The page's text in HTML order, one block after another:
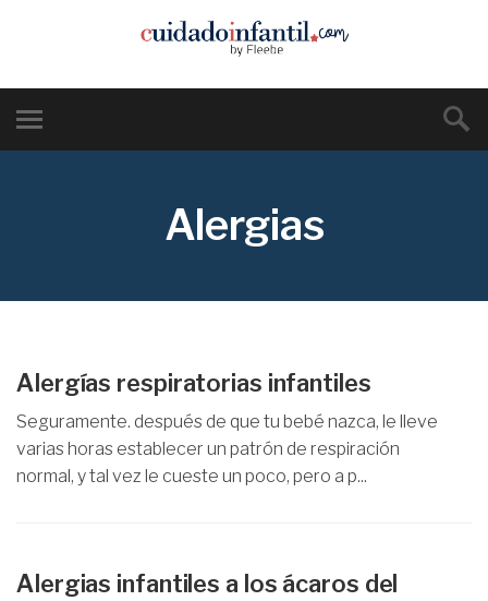
Alergias
Alergías respiratorias infantiles
Seguramente. después de que tu bebé nazca, le lleve
varias horas establecer un patrón de respiración
normal, y tal vez le cueste un poco, pero a p...
Alergias infantiles a los ácaros del